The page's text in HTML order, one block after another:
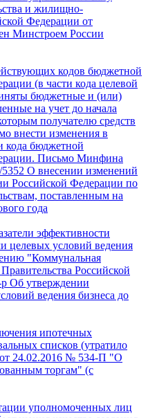
и жилищно-
Федерации от
Минстроем России
кодов бюджетной
(в части кода целевой
бюджетные и (или)
на учет до начала
получателю средств
внести изменения в
кода бюджетной
Письмо Минфина
О внесении изменений
Российской Федерации по
поставленным на
года
эффективности
целевых условий ведения
"Коммунальная
Российской
Об утверждении
ведения бизнеса до
ипотечных
списков (утратило
24.02.2016 № 534-П "О
торгам" (с
уполномоченных лиц